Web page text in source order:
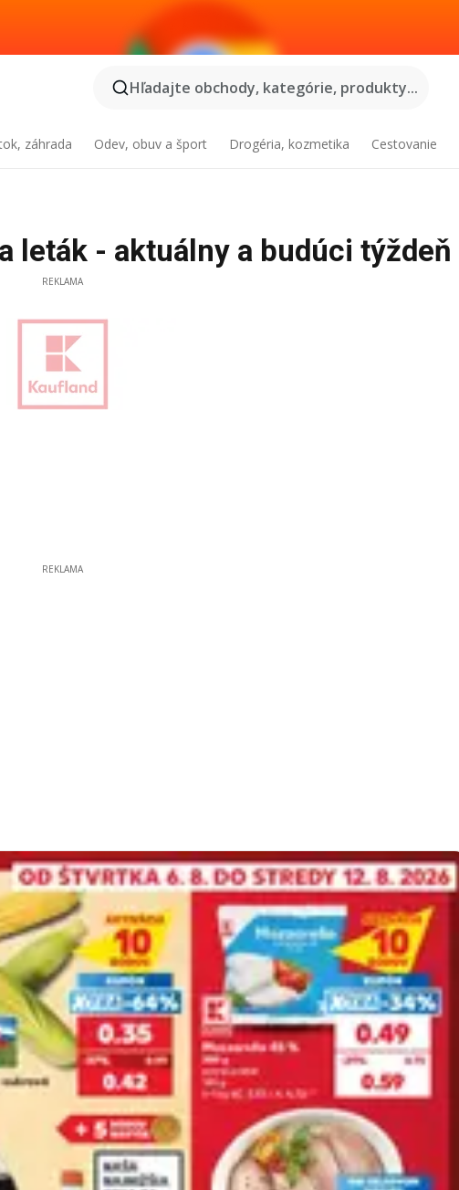
Hľadajte obchody, kategórie, produkty...
záhrada Odev, obuv a šport Drogéria, kozmetika Cestovanie
leták - aktuálny a budúci týždeň
REKLAMA
REKLAMA